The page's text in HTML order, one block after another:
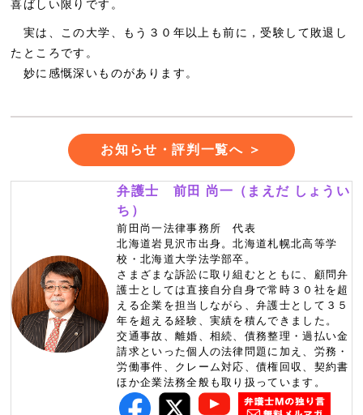
喜ばしい限りです。
実は、この大学、もう３０年以上も前に，受験して敗退し
たところです。
妙に感慨深いものがあります。
お知らせ・評判一覧へ ＞
弁護士 前田 尚一（まえだ しょうい
ち）
前田尚一法律事務所 代表
北海道岩見沢市出身。北海道札幌北高等学
校・北海道大学法学部卒。
さまざまな訴訟に取り組むとともに、顧問弁
護士としては直接自分自身で常時３０社を超
える企業を担当しながら、弁護士として３５
年を超える経験、実績を積んできました。
交通事故、離婚、相続、債務整理・過払い金
請求といった個人の法律問題に加え、労務・
労働事件、クレーム対応、債権回収、契約書
ほか企業法務全般も取り扱っています。